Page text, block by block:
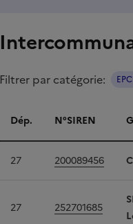
Filtrer par catégorie:
Dép. N°SIREN
27 200089456
27 252701685